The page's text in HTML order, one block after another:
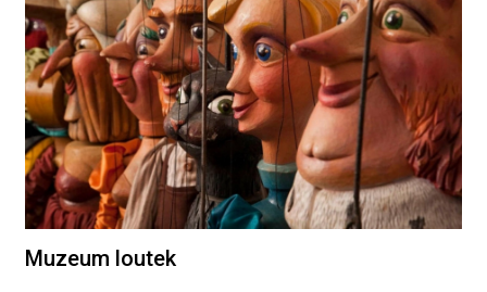
Muzeum loutek